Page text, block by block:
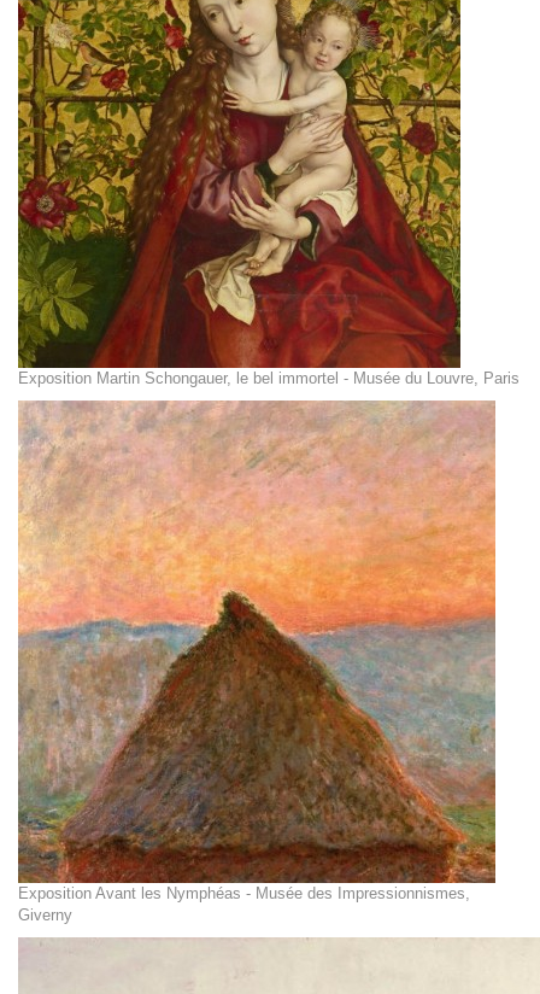
Exposition Martin Schongauer, le bel immortel - Musée du Louvre, Paris
Exposition Avant les Nymphéas - Musée des Impressionnismes,
Giverny